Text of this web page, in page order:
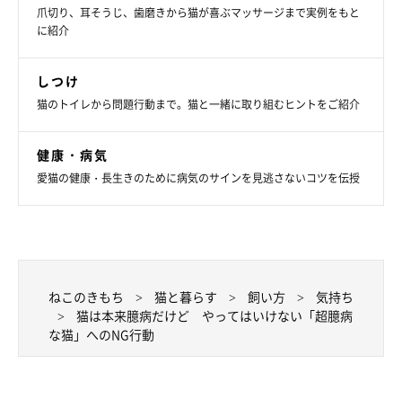
爪切り、耳そうじ、歯磨きから猫が喜ぶマッサージまで実例をもと
に紹介
しつけ
猫のトイレから問題行動まで。猫と一緒に取り組むヒントをご紹介
健康・病気
愛猫の健康・長生きのために病気のサインを見逃さないコツを伝授
ねこのきもち 猫と暮らす 飼い方
気持ち
猫は本来臆病だけど やってはいけない「超臆病
な猫」へのNG行動